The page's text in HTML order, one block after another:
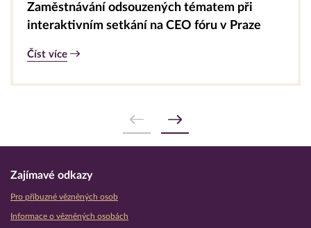
Zaměstnávání odsouzených tématem při
interaktivním setkání na CEO fóru v Praze
Číst více
Zajímavé odkazy
Pro příbuzné vězněných osob
Informace o vězněných osobách